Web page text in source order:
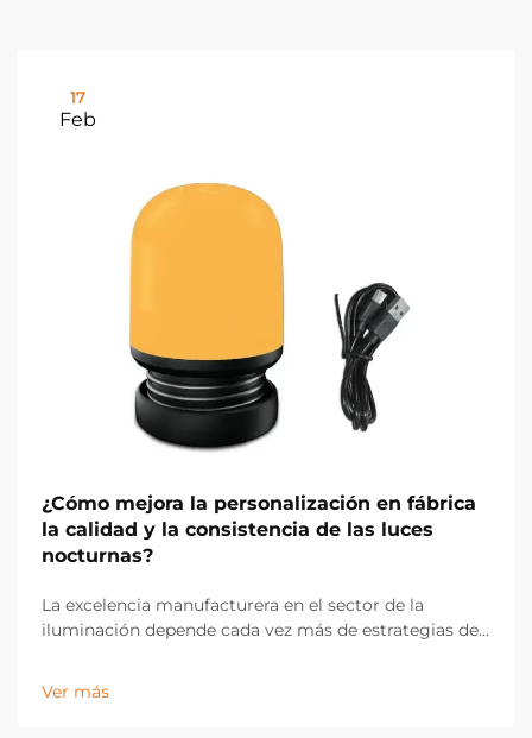
17
Feb
¿Cómo mejora la personalización en fábrica
la calidad y la consistencia de las luces
nocturnas?
La excelencia manufacturera en el sector de la
iluminación depende cada vez más de estrategias de
de calidad preciso y resultados de producto
consistentes. Los fabricantes modernos de
Ver más